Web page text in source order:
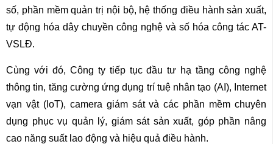
số, phần mềm quản trị nội bộ, hệ thống điều hành sản xuất,
tự động hóa dây chuyền công nghệ và số hóa công tác AT-
VSLĐ.
Cùng với đó, Công ty tiếp tục đầu tư hạ tầng công nghệ
thông tin, tăng cường ứng dụng trí tuệ nhân tạo (AI), Internet
vạn vật (IoT), camera giám sát và các phần mềm chuyên
dụng phục vụ quản lý, giám sát sản xuất, góp phần nâng
cao năng suất lao động và hiệu quả điều hành.